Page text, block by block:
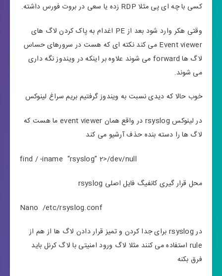
کسی با چه ای پی مثلا RDP زده یا سعی در بروت فورس داشته.
وقتی هکر وارد شود بعد از PE اغدام به پاک کردن لاگ های
Event viewer می کند نکته ای که هست در سرورهای حساس
لاگ ها forward می شوند علاوه بر اینکه در ویندوز نگه داری
می شوند.
خوب حالا که دیدی نسبت به ویندوز گرفتیم بریم سراغ لینوکس
در لینوکس rsyslog در واقع همان event viewer ما هست که
لاگ ها را دسته بنده حذف آرشیو می کند
find / -iname “rsyslog” 2>/dev/null
محل قرار گیری کانفیگ فایل اصلی rsyslog
Nano /etc/rsyslog.conf
در rsyslog برای جدا کردن و تمیز قرار دادن لاگ ها از هم از
rule استفاده می کنند مثلا لاگ ورود امنیتی با لاگ کرنل باید
فرق بکنه